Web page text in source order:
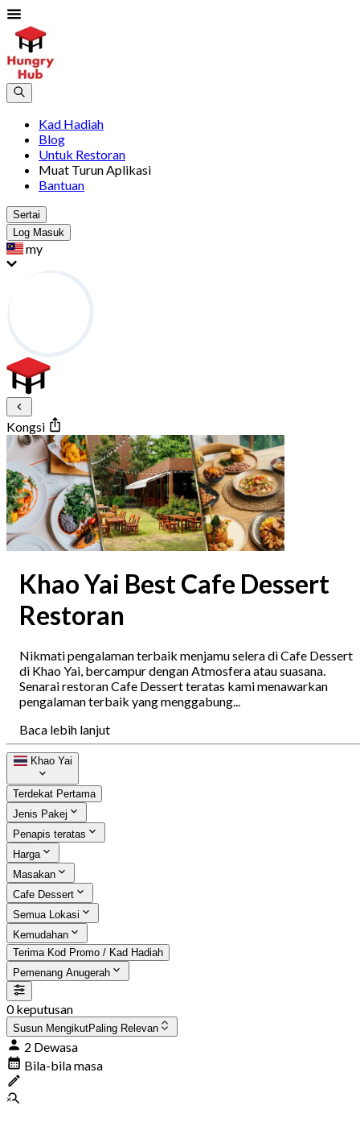
Kad Hadiah
Blog
Untuk Restoran
Muat Turun Aplikasi
Bantuan
Sertai
Log Masuk
my
Kongsi
Khao Yai Best Cafe Dessert
Restoran
Nikmati pengalaman terbaik menjamu selera di Cafe Dessert
di Khao Yai, bercampur dengan Atmosfera atau suasana.
Senarai restoran Cafe Dessert teratas kami menawarkan
pengalaman terbaik yang menggabung...
Baca lebih lanjut
Khao Yai
Terdekat Pertama
Jenis Pakej
Penapis teratas
Harga
Masakan
Cafe Dessert
Semua Lokasi
Kemudahan
Terima Kod Promo / Kad Hadiah
Pemenang Anugerah
0 keputusan
Susun MengikutPaling Relevan
2 Dewasa
Bila-bila masa